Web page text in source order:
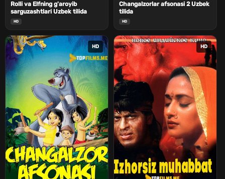
Rolli va Elfning g'aroyib
sarguzashtlari Uzbek tilida
HD
Changalzorlar afsonasi 2 Uzbek
tilida
HD
HD HD